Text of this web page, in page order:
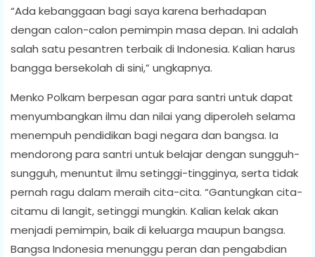
“Ada kebanggaan bagi saya karena berhadapan
dengan calon-calon pemimpin masa depan. Ini adalah
salah satu pesantren terbaik di Indonesia. Kalian harus
bangga bersekolah di sini,” ungkapnya.
Menko Polkam berpesan agar para santri untuk dapat
menyumbangkan ilmu dan nilai yang diperoleh selama
menempuh pendidikan bagi negara dan bangsa. Ia
mendorong para santri untuk belajar dengan sungguh-
sungguh, menuntut ilmu setinggi-tingginya, serta tidak
pernah ragu dalam meraih cita-cita. “Gantungkan cita-
citamu di langit, setinggi mungkin. Kalian kelak akan
menjadi pemimpin, baik di keluarga maupun bangsa.
Bangsa Indonesia menunggu peran dan pengabdian